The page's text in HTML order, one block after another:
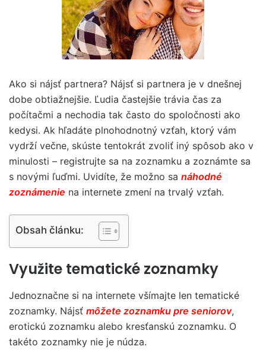
Ako si nájsť partnera? Nájsť si partnera je v dnešnej
dobe obtiažnejšie. Ľudia častejšie trávia čas za
počítačmi a nechodia tak často do spoločnosti ako
kedysi. Ak hľadáte plnohodnotný vzťah, ktorý vám
vydrží večne, skúste tentokrát zvoliť iný spôsob ako v
minulosti – registrujte sa na zoznamku a zoznámte sa
s novými ľuďmi. Uvidíte, že možno sa náhodné
zoznámenie na internete zmení na trvalý vzťah.
Obsah článku:
Využite tematické zoznamky
Jednoznačne si na internete všímajte len tematické
zoznamky. Nájsť môžete zoznamku pre seniorov,
erotickú zoznamku alebo kresťanskú zoznamku. O
takéto zoznamky nie je núdza.